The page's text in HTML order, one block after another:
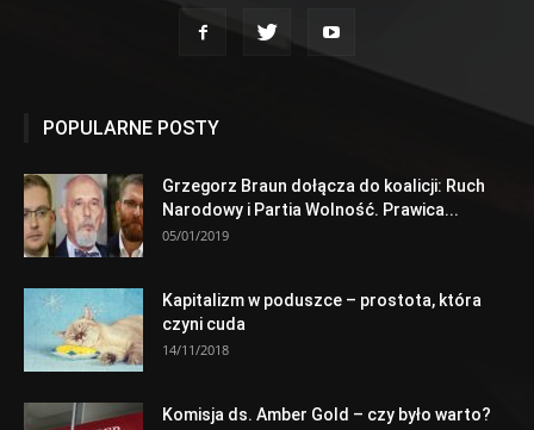
POPULARNE POSTY
Grzegorz Braun dołącza do koalicji: Ruch
Narodowy i Partia Wolność. Prawica...
05/01/2019
Kapitalizm w poduszce – prostota, która
czyni cuda
14/11/2018
Komisja ds. Amber Gold – czy było warto?